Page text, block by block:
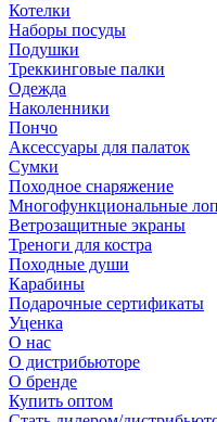
Котелки
Наборы посуды
Подушки
Треккинговые палки
Одежда
Наколенники
Пончо
Аксессуары для палаток
Сумки
Походное снаряжение
Многофункциональные
Ветрозащитные экраны
Треноги для костра
Походные души
Карабины
Подарочные сертификаты
Уценка
О нас
О дистрибьюторе
О бренде
Купить оптом